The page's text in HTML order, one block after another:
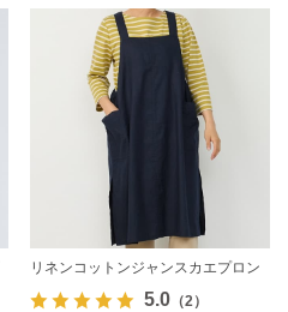
リネンコットンジャンスカエプロン
5.0（2）